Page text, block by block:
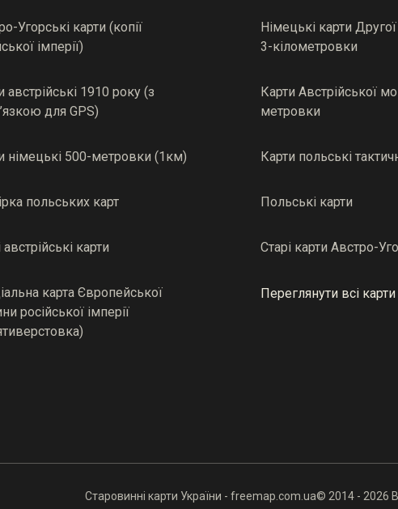
Угорські карти (копії
імперії)
Німецькі карти Другої
3-кілометровки
австрійські 1910 року (з
для GPS)
Карти Австрійської
метровки
німецькі 500-метровки (1км) Карти польські
польських карт Польські карти
австрійські карти Старі карти Австро-
карта Європейської
російської імперії
Переглянути всі карти
Старовинні карти України - freemap.com.ua© 2014 - 2026